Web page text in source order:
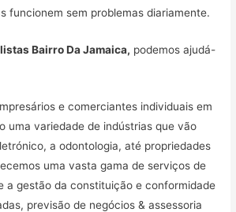
funcionem sem problemas diariamente.
Bairro Da Jamaica, podemos ajudá-
e comerciantes individuais em
uma variedade de indústrias que vão
a odontologia, até propriedades
uma vasta gama de serviços de
a gestão da constituição e conformidade
previsão de negócios & assessoria